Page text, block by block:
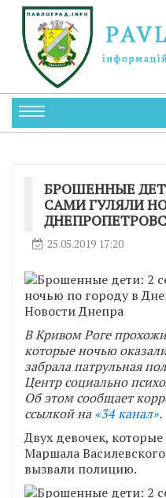
БРОШЕННЫЕ
САМИ ГУЛЯЛИ
25.05.2019 17:20
В Кривом Роге
которые ночью
забрала патрульная
Центр социально
Об этом сообщает
ссылкой на«34 канал».
Двух девочек,
Маршала
вызвали полицию.